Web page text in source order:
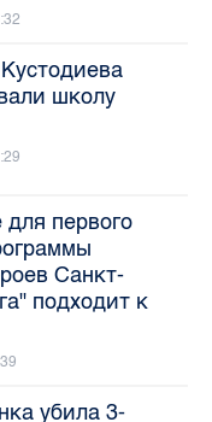
школу
первого
Санкт-
подходит к
убила 3-